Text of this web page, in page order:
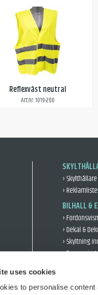
uses cookies
to personalise
Reflexväst neutral
Art.nr: 1019-200
› Skylthållare
›
BILHALL &
›
› Dekal &
› Skyltning
›